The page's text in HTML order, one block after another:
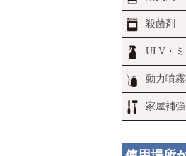
殺菌剤
ULV・
動力噴
家屋補強